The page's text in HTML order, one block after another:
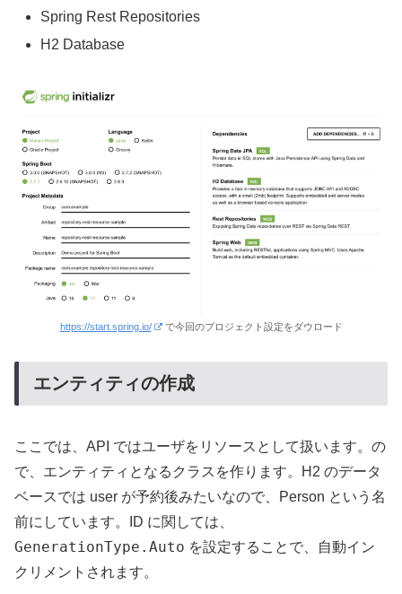
Spring Rest Repositories
H2 Database
https://start.spring.io/ で今回のプロジェクト設定をダウロード
エンティティの作成
ここでは、API ではユーザをリソースとして扱います。の
で、エンティティとなるクラスを作ります。H2 のデータ
ベースでは user が予約後みたいなので、Person という名
前にしています。ID に関しては、
GenerationType.Auto を設定することで、自動イン
クリメントされます。